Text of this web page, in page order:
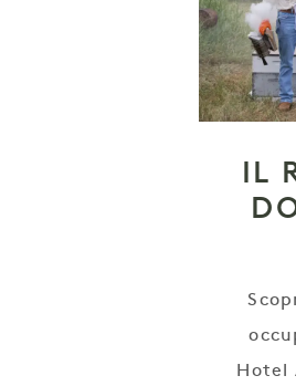
IL
Hotel